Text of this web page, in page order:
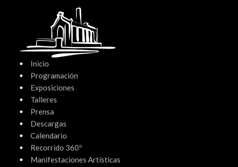
Inicio
Programación
Exposiciones
Talleres
Prensa
Descargas
Calendario
Recorrido 360º
Manifestaciones Artísticas